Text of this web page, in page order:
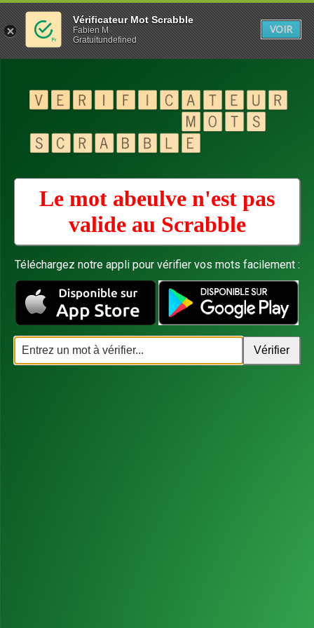
Le mot abeulve n'est pas
valide au Scrabble
Téléchargez notre appli pour vérifier vos mots facilement :
Vérificateur Mot Scrabble
Fabien M
Gratuitundefined
VOIR